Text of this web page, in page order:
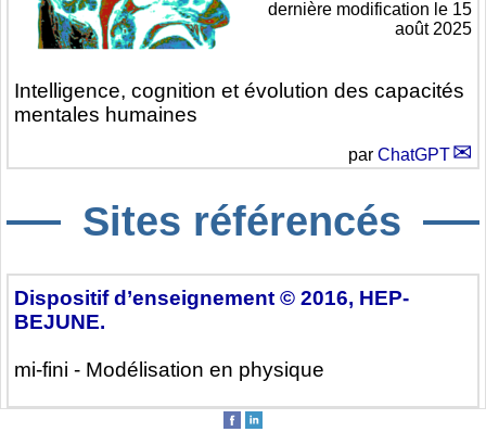
Intelligence, cognition et évolution des capacités
mentales humaines
dernière modification le 15
août 2025
par ChatGPT
Sites référencés
Dispositif d’enseignement © 2016, HEP-
BEJUNE.
mi-fini - Modélisation en physique